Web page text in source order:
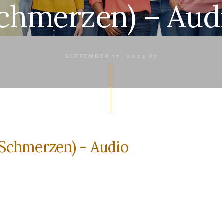
–
SEPTEMBER 17, 2023 by
- Audio